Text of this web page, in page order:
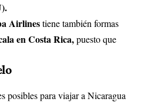
Airlinestiene también formas
en Costa Rica,puesto que
posibles para viajar a Nicaragua